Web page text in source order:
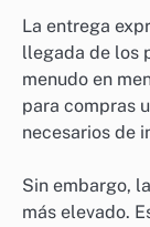
La entrega
llegada de los
menudo en
para compras
necesarios de
Sin embargo,
más elevado.